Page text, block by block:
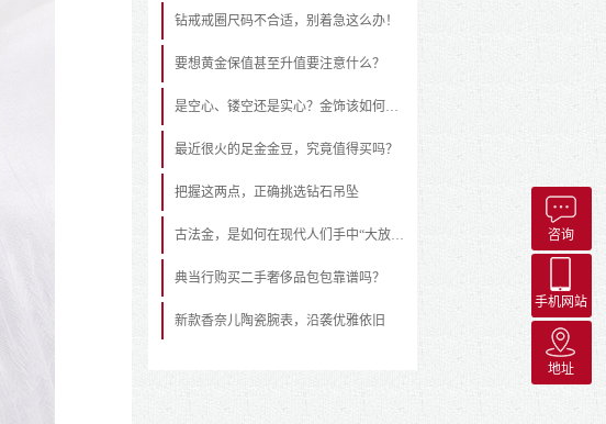
钻戒戒圈尺码不合适，别着急这么办！
要想黄金保值甚至升值要注意什么？
是空心、镂空还是实心？金饰该如何挑选
最近很火的足金金豆，究竟值得买吗？
把握这两点，正确挑选钻石吊坠
古法金，是如何在现代人们手中“大放异彩”的？
典当行购买二手奢侈品包包靠谱吗？
新款香奈儿陶瓷腕表，沿袭优雅依旧
咨询
手机网站
地址